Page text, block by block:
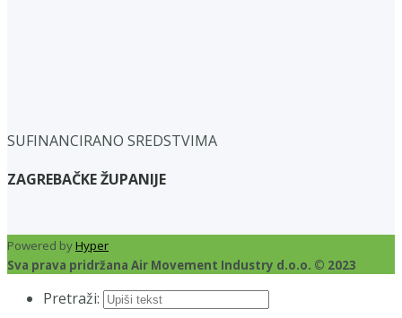
SUFINANCIRANO SREDSTVIMA
ZAGREBAČKE ŽUPANIJE
Powered byHyper
Sva prava pridržana Air Movement Industry d.o.o. © 2023
Pretraži: